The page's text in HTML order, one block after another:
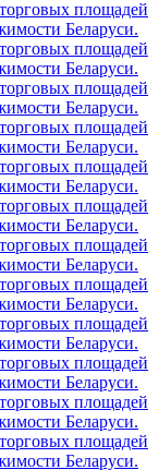
площадей
Беларуси.
площадей
Беларуси.
площадей
Беларуси.
площадей
Беларуси.
площадей
Беларуси.
площадей
Беларуси.
площадей
Беларуси.
площадей
Беларуси.
площадей
Беларуси.
площадей
Беларуси.
площадей
Беларуси.
площадей
Беларуси.